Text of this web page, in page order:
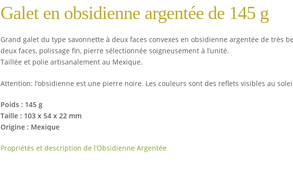
Galet en obsidienne argentée de 145 g
Grand galet du type savonnette à deux faces convexes en obsidienne argentée de très
deux faces, polissage fin, pierre sélectionnée soigneusement à l’unité.
Taillée et polie artisanalement au Mexique.
Attention: l’obsidienne est une pierre noire. Les couleurs sont des reflets visibles au
Poids : 145 g
Taille : 103 x 54 x 22 mm
Origine : Mexique
Propriétés et description de l’Obsidienne Argentée